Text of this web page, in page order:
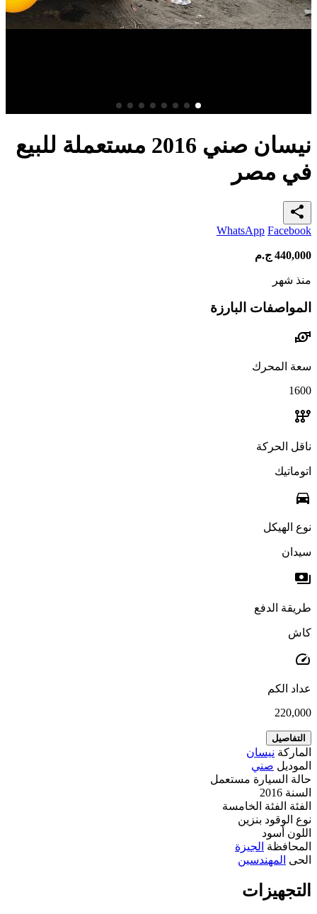
نيسان صني 2016 مستعملة للبيع
في مصر
share
WhatsApp Facebook
440,000 ج.م
منذ شهر
المواصفات البارزة
water_pump
سعة المحرك
1600
auto_transmission
ناقل الحركة
اتوماتيك
directions_car
نوع الهيكل
سيدان
payments
طريقة الدفع
كاش
speed
عداد الكم
220,000
التفاصيل
الماركة نيسان
الموديل صني
حالة السيارة مستعمل
السنة 2016
الفئة الفئة الخامسة
نوع الوقود بنزين
اللون أسود
المحافظة الجيزة
الحى المهندسين
التجهيزات